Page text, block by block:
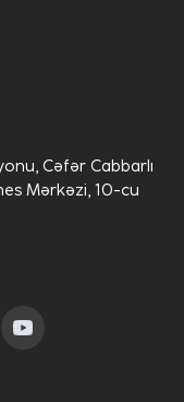
Cəfər Cabbarlı
Mərkəzi, 10-cu